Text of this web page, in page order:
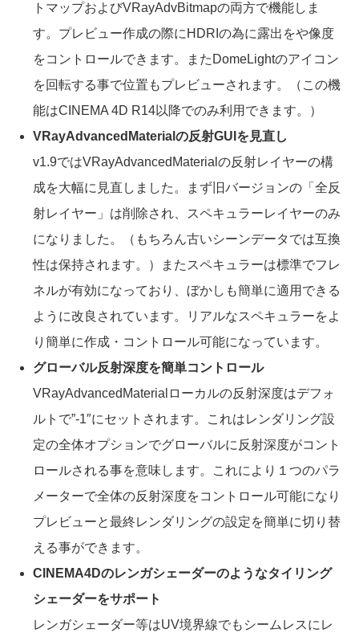
トマップおよびVRayAdvBitmapの両方で機能しま
す。プレビュー作成の際にHDRIの為に露出をや像度
をコントロールできます。またDomeLightのアイコン
を回転する事で位置もプレビューされます。（この機
能はCINEMA 4D R14以降でのみ利用できます。）
VRayAdvancedMaterialの反射GUIを見直し
v1.9ではVRayAdvancedMaterialの反射レイヤーの構
成を大幅に見直しました。まず旧バージョンの「全反
射レイヤー」は削除され、スペキュラーレイヤーのみ
になりました。（もちろん古いシーンデータでは互換
性は保持されます。）またスペキュラーは標準でフレ
ネルが有効になっており、ぼかしも簡単に適用できる
ように改良されています。リアルなスペキュラーをよ
り簡単に作成・コントロール可能になっています。
グローバル反射深度を簡単コントロール
VRayAdvancedMaterialローカルの反射深度はデフォ
ルトで”-1″にセットされます。これはレンダリング設
定の全体オプションでグローバルに反射深度がコント
ロールされる事を意味します。これにより１つのパラ
メーターで全体の反射深度をコントロール可能になり
プレビューと最終レンダリングの設定を簡単に切り替
える事ができます。
CINEMA4Dのレンガシェーダーのようなタイリング
シェーダーをサポート
レンガシェーダー等はUV境界線でもシームレスにレ